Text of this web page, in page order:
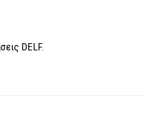
DELF.